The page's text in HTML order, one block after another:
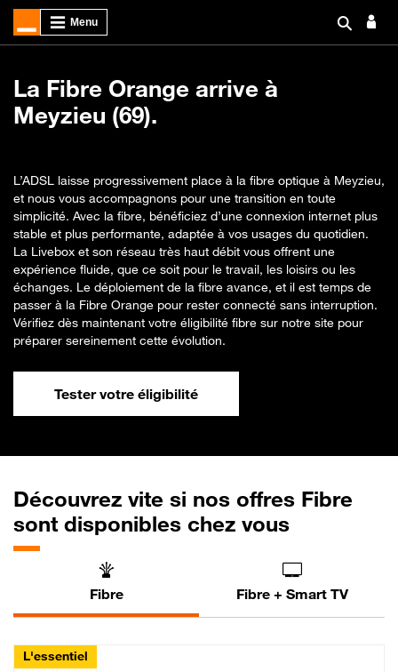
La Fibre Orange arrive à
Meyzieu (69).
L’ADSL laisse progressivement place à la fibre optique à Meyzieu,
et nous vous accompagnons pour une transition en toute
simplicité. Avec la fibre, bénéficiez d’une connexion internet plus
stable et plus performante, adaptée à vos usages du quotidien.
La Livebox et son réseau très haut débit vous offrent une
expérience fluide, que ce soit pour le travail, les loisirs ou les
échanges. Le déploiement de la fibre avance, et il est temps de
passer à la Fibre Orange pour rester connecté sans interruption.
Vérifiez dès maintenant votre éligibilité fibre sur notre site pour
préparer sereinement cette évolution.
Tester votre éligibilité
Découvrez vite si nos offres Fibre
sont disponibles chez vous
Fibre Fibre + Smart TV
L'essentiel